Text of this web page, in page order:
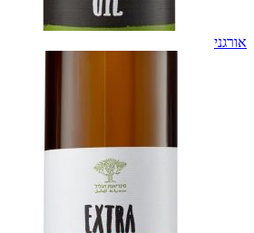
אורגני